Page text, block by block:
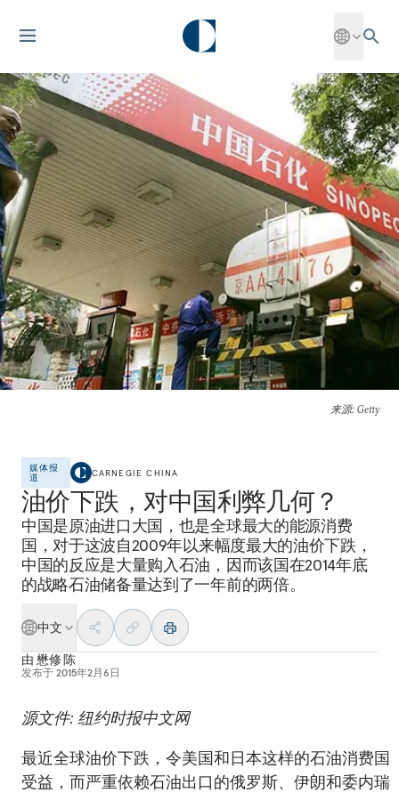
来源: Getty
媒体报
道
CARNEGIE CHINA
油价下跌，对中国利弊几何？
中国是原油进口大国，也是全球最大的能源消费
国，对于这波自2009年以来幅度最大的油价下跌，
中国的反应是大量购入石油，因而该国在2014年底
的战略石油储备量达到了一年前的两倍。
中文
由 懋修 陈
发布于 2015年2月6日
源文件: 纽约时报中文网
最近全球油价下跌，令美国和日本这样的石油消费国
受益，而严重依赖石油出口的俄罗斯、伊朗和委内瑞